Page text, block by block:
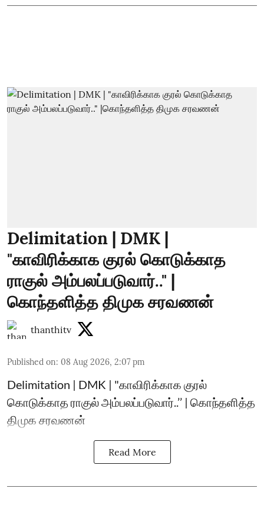
Delimitation | DMK |
"காவிரிக்காக குரல் கொடுக்காத
ராகுல் அம்பலப்படுவார்.." |
கொந்தளித்த திமுக சரவணன்
thanthitv
Published on: 08 Aug 2026, 2:07 pm
Delimitation | DMK | "காவிரிக்காக குரல்
கொடுக்காத ராகுல் அம்பலப்படுவார்..’’ | கொந்தளித்த
திமுக சரவணன்
Read More